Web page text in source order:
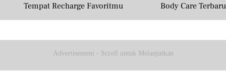
Tempat Recharge Favoritmu
Body Care
Masyarakat
Advertisement - Scroll untuk Melanjutkan